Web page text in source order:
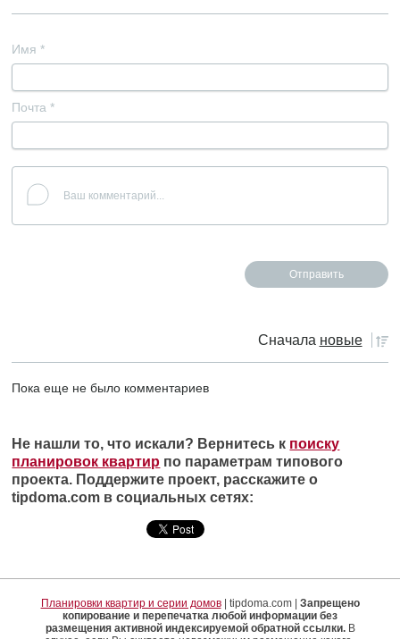
Имя *
Почта *
Сначала новые
Пока еще не было комментариев
Не нашли то, что искали? Вернитесь к поиску
планировок квартир по параметрам типового
проекта. Поддержите проект, расскажите о
tipdoma.com в социальных сетях:
Планировки квартир и серии домов| tipdoma.com | Запрещено
копирование и перепечатка любой информации без
размещения активной индексируемой обратной ссылки.В